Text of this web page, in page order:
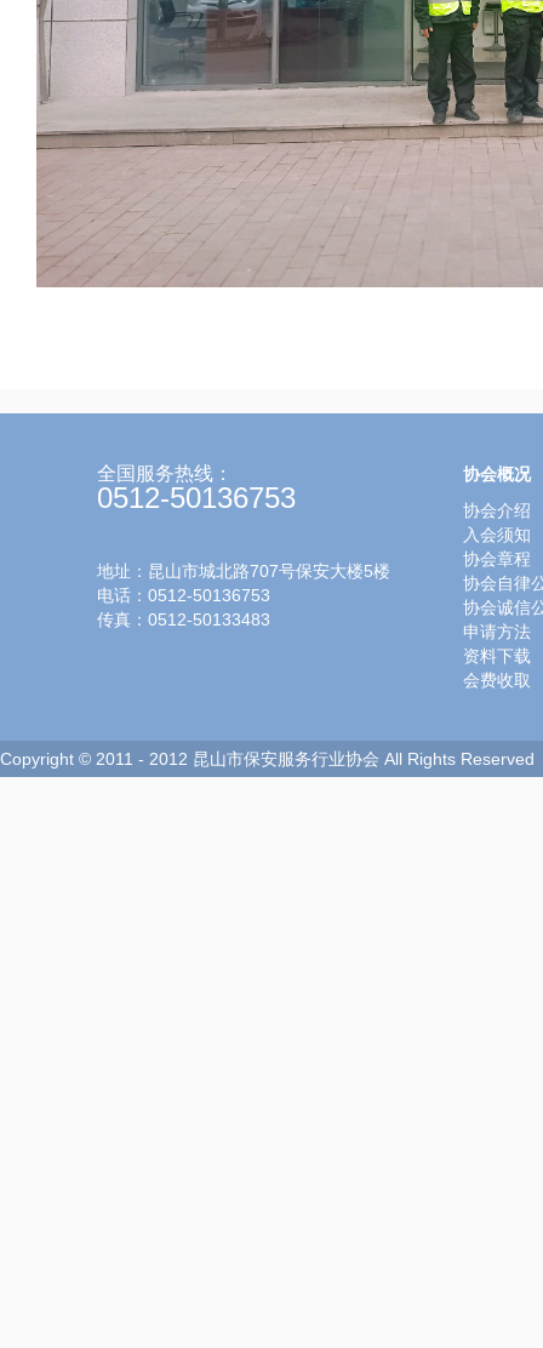
全国服务热线：
0512-50136753
地址：昆山市城北路707号保安大楼5楼
电话：0512-50136753
传真：0512-50133483
协会概况
协会介绍
入会须知
协会章程
协会自律
协会诚信
申请方法
资料下载
会费收取
Copyright © 2011 - 2012 昆山市保安服务行业协会 All Rights Reserved